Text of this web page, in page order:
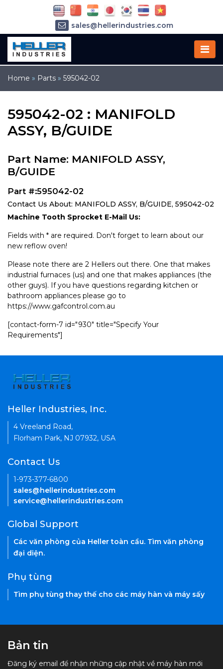
Home » Parts » 595042-02
595042-02 : MANIFOLD
ASSY, B/GUIDE
Part Name: MANIFOLD ASSY,
B/GUIDE
Part #:595042-02
Contact Us About: MANIFOLD ASSY, B/GUIDE, 595042-02
Machine Tooth Sprocket E-Mail Us:
Fields with * are required. Don't forget to learn about our
new reflow oven!
Please note there are 2 Hellers out there. One that makes
industrial furnaces (us) and one that makes appliances (the
other guys). If you have questions regarding kitchen or
bathroom appliances please go to
https://www.gafcontrol.com.au
[contact-form-7 id="930" title="Specify Your
Requirements"]
sales@hellerindustries.com
service@hellerindustries.com
Heller Industries, Inc.
4 Vreeland Road,
Florham Park, NJ 07932, USA
Contact Us
1-973-377-6800
sales@hellerindustries.com
service@hellerindustries.com
Global Support
Các văn phòng của Heller toàn cầu. Tìm văn phòng
đại diện.
Phụ tùng
Tìm phụ tùng thay thế cho các máy hàn và máy sấy
Bản tin
Đăng ký email để nhận những cập nhật về máy hàn mới